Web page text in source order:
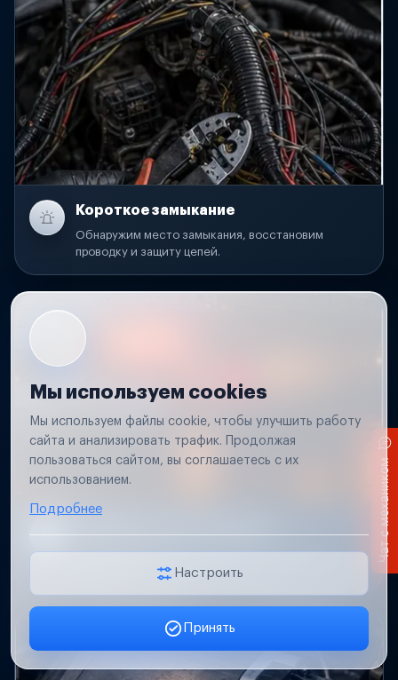
Короткое замыкание
Обнаружим место замыкания, восстановим
проводку и защиту цепей.
Проверим проводку и разъемы, восстановим
освещение прицепа.
Мы используем cookies
Мы используем файлы cookie, чтобы улучшить работу
сайта и анализировать трафик. Продолжая
пользоваться сайтом, вы соглашаетесь с их
использованием.
Подробнее
Настроить
Принять
Заявка онлайн
Чат с механиком